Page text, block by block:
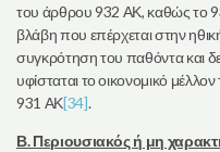
του άρθρου 932 ΑΚ, καθώς το
βλάβη που επέρχεται στην
συγκρότηση του παθόντα και
υφίσταται το οικονομικό
931 ΑΚ[34].
Β. Περιουσιακός ή μη